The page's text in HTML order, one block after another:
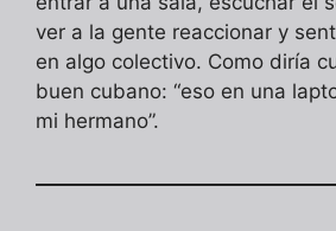
ver a la gente reaccionar y
en algo colectivo. Como diría
buen cubano: “eso en una
mi hermano”.